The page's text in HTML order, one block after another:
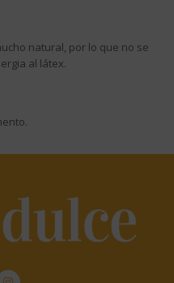
natural, por lo que no se
al látex.